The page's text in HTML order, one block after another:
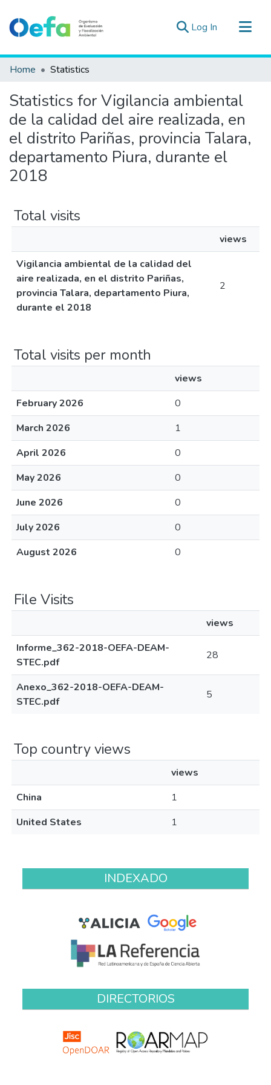
Log In (current)
Communities & Collections
Estad. Externas
Guias ▾
Home Statistics
Statistics for Vigilancia ambiental
de la calidad del aire realizada, en
el distrito Pariñas, provincia Talara,
departamento Piura, durante el
2018
Total visits
views
Vigilancia ambiental de la calidad del
aire realizada, en el distrito Pariñas,
provincia Talara, departamento Piura,
durante el 2018
2
Total visits per month
views
February 2026
0
March 2026
1
April 2026
0
May 2026
0
June 2026
0
July 2026
0
August 2026
0
File Visits
views
Informe_362-2018-OEFA-DEAM-
STEC.pdf
28
Anexo_362-2018-OEFA-DEAM-
STEC.pdf
5
Top country views
views
China
1
United States
1
INDEXADO
DIRECTORIOS